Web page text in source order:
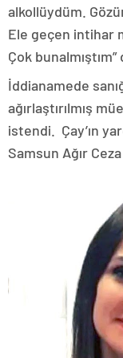
alkollüydüm.
Ele geçen intihar
Çok bunalmıştım”
İddianamede
ağırlaştırılmış
istendi. Çay’ın
Samsun Ağır